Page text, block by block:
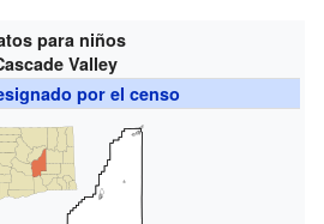
para niños
Valley
por el censo